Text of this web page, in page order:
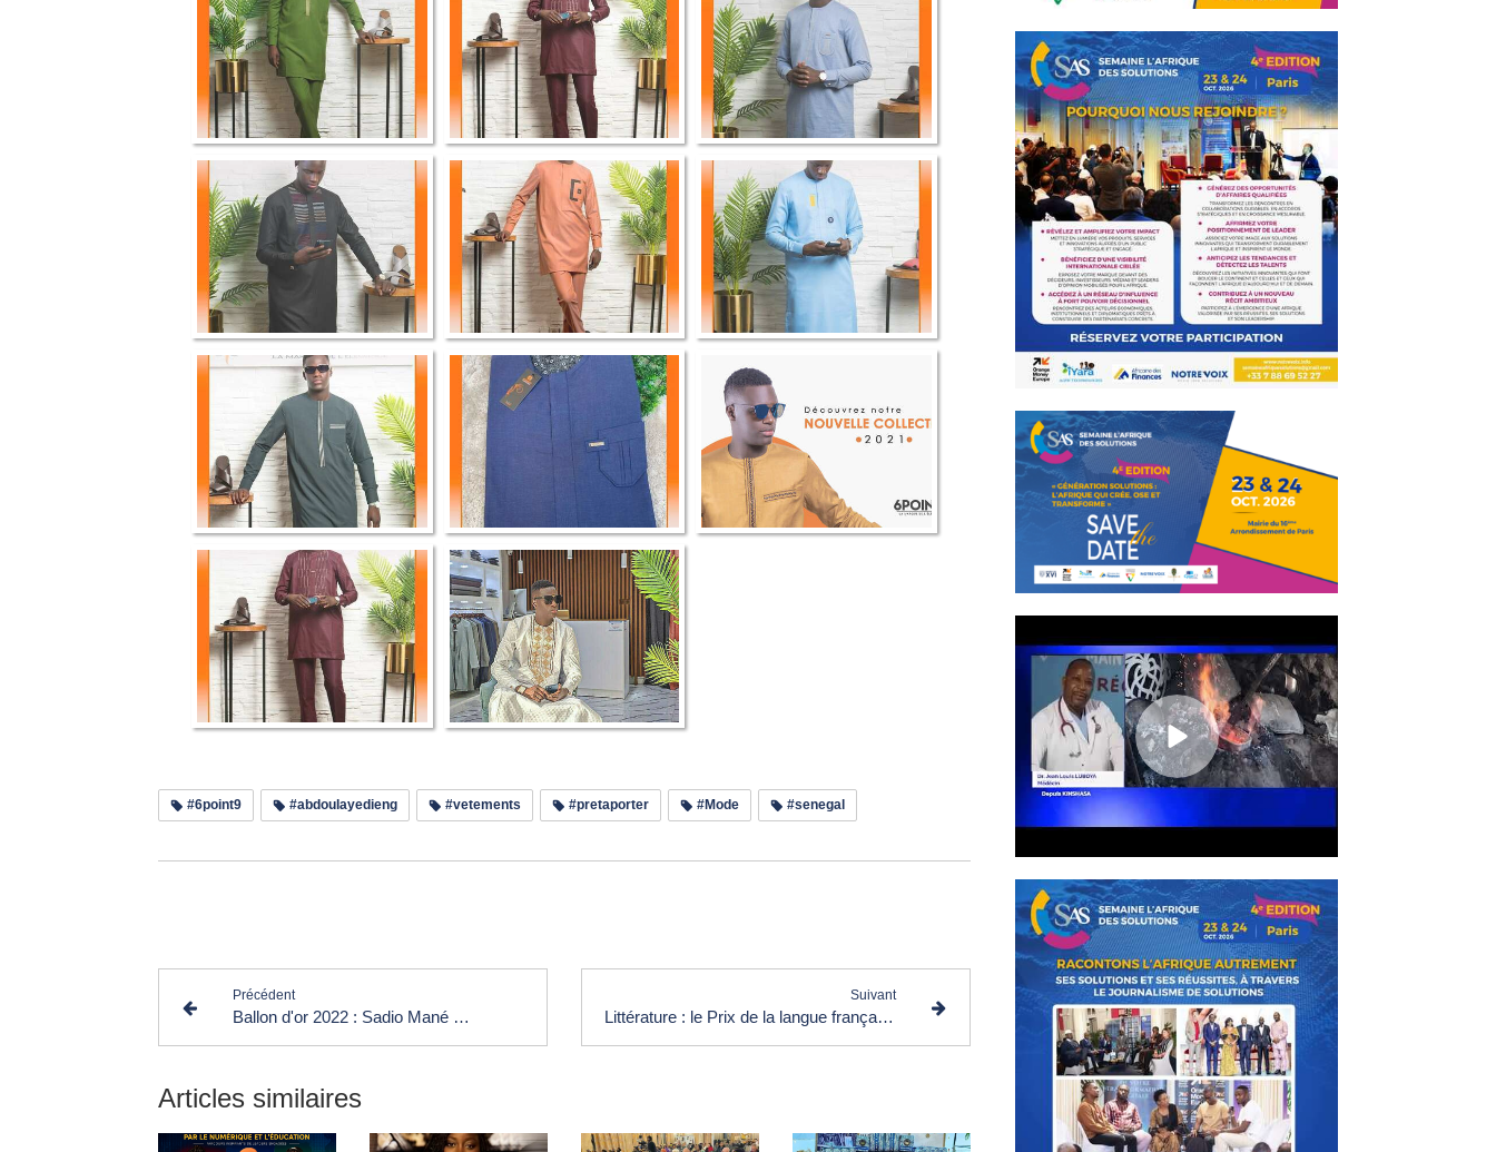
#6point9 #abdoulayedieng #vetements #pretaporter #Mode #senegal
Précédent
Ballon d'or 2022 : Sadio Mané reçoit le "Prix Sócrates" pour son engagement dans des projets sociétaux et caritatifs au Sénégal
Suivant
Littérature : le Prix de la langue française décerné à Nathacha Appanah
Articles similaires